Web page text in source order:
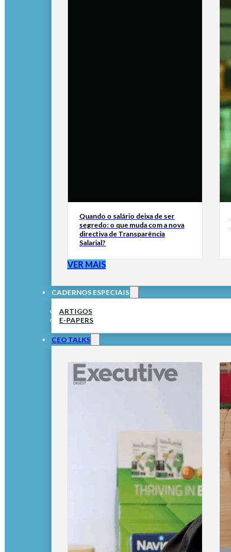
Quando o salário deixa de ser
segredo: o que muda com a nova
directiva de Transparência
Salarial?
VER MAIS
CADERNOS ESPECIAIS
ARTIGOS
E-PAPERS
CEO TALKS